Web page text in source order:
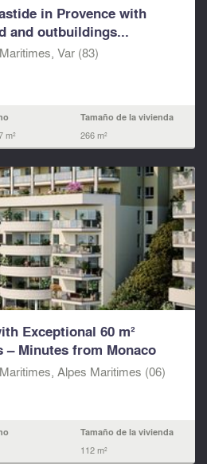
in Provence with
and outbuildings...
Var (83)
m²
Tamaño de la vivienda
266 m²
Exceptional 60 m²
– Minutes from Monaco
Alpes Maritimes (06)
Tamaño de la vivienda
112 m²